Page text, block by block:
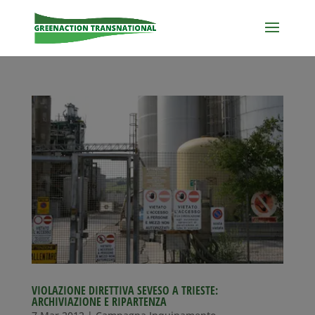
VIOLAZIONE DIRETTIVA SEVESO A TRIESTE:
ARCHIVIAZIONE E RIPARTENZA